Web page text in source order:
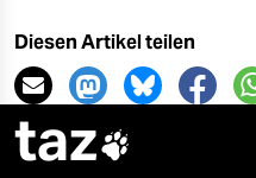
Diesen Artikel teilen
taz